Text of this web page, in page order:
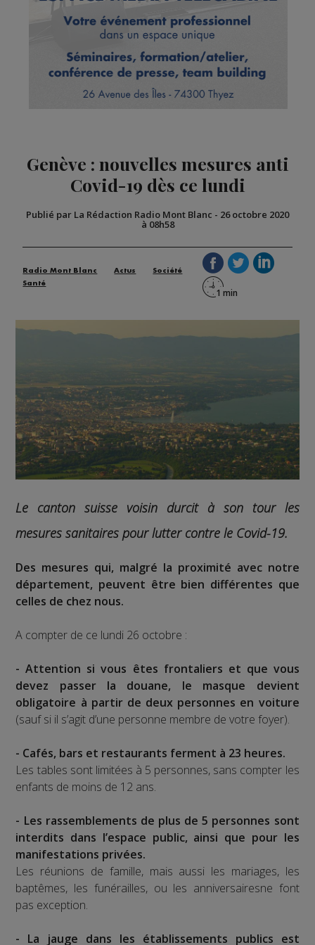
Genève : nouvelles mesures anti
Covid-19 dès ce lundi
Publié par La Rédaction Radio Mont Blanc - 26 octobre 2020
à 08h58
Radio Mont Blanc Actus
Société
Santé
Le canton suisse voisin durcit à son tour les
mesures sanitaires pour lutter contre le Covid-19.
Des mesures qui, malgré la proximité avec notre
département, peuvent être bien différentes que
celles de chez nous.
A compter de ce lundi 26 octobre :
- Attention si vous êtes frontaliers et que vous
devez passer la douane, le masque devient
obligatoire à partir de deux personnes en voiture
(sauf si il s’agit d’une personne membre de votre foyer).
- Cafés, bars et restaurants ferment à 23 heures.
Les tables sont limitées à 5 personnes, sans compter les
enfants de moins de 12 ans.
- Les rassemblements de plus de 5 personnes sont
interdits dans l’espace public, ainsi que pour les
manifestations privées.
Les réunions de famille, mais aussi les mariages, les
baptêmes, les funérailles, ou les anniversairesne font
pas exception.
- La jauge dans les établissements publics est